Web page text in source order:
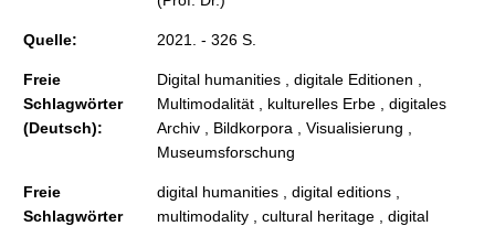
Quelle: 2021. - 326 S.
Freie
Schlagwörter
(Deutsch):
Digital humanities , digitale Editionen ,
Multimodalität , kulturelles Erbe , digitales
Archiv , Bildkorpora , Visualisierung ,
Museumsforschung
Freie
Schlagwörter
digital humanities , digital editions ,
multimodality , cultural heritage , digital